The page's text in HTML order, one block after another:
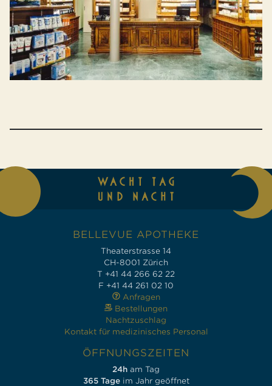
BELLEVUE APOTHEKE
Theaterstrasse 14
CH-8001 Zürich
T +41 44 266 62 22
F +41 44 261 02 10
Anfragen
Bestellungen
Nachtzuschlag
Kontakt für medizinisches Personal
ÖFFNUNGSZEITEN
24h am Tag
365 Tageim Jahr geöffnet